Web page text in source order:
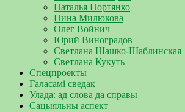
Наталья Портянко
Нина Милюкова
Олег Войнич
Юрий Виноградов
Светлана Шашко-Шаблинская
Светлана Кукуть
Спецпроекты
Галасамі сведак
Улада: ад слова да справы
Сацыяльны аспект